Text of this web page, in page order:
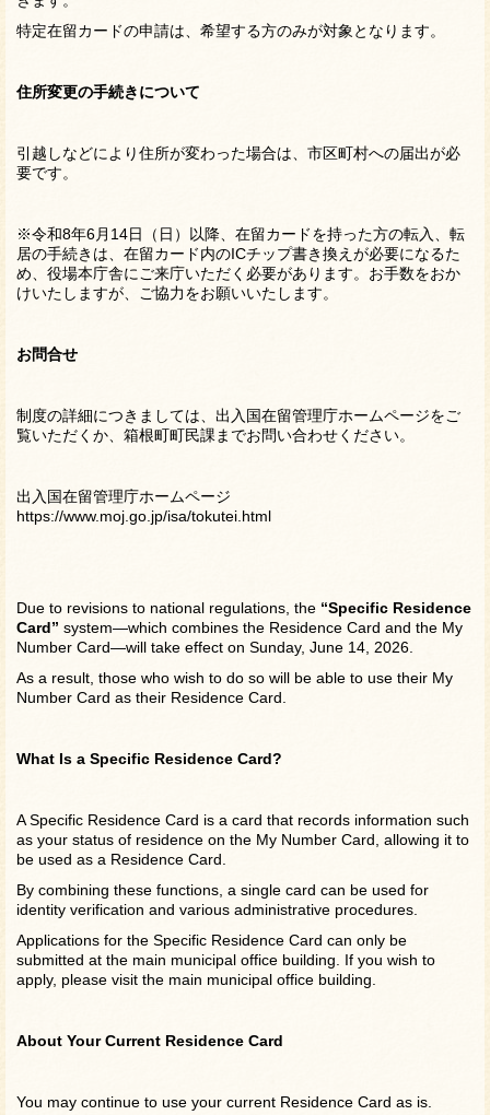
特定在留カードの申請は、希望する方のみが対象となります。
住所変更の手続きについて
引越しなどにより住所が変わった場合は、市区町村への届出が必
要です。
※令和8年6月14日（日）以降、在留カードを持った方の転入、転
居の手続きは、在留カード内のICチップ書き換えが必要になるた
め、役場本庁舎にご来庁いただく必要があります。お手数をおか
けいたしますが、ご協力をお願いいたします。
お問合せ
制度の詳細につきましては、出入国在留管理庁ホームページをご
覧いただくか、箱根町町民課までお問い合わせください。
出入国在留管理庁ホームページ
https://www.moj.go.jp/isa/tokutei.html
Due to revisions to national regulations, the “Specific Residence
Card” system—which combines the Residence Card and the My
Number Card—will take effect on Sunday, June 14, 2026.
As a result, those who wish to do so will be able to use their My
Number Card as their Residence Card.
What Is a Specific Residence Card?
A Specific Residence Card is a card that records information such
as your status of residence on the My Number Card, allowing it to
be used as a Residence Card.
By combining these functions, a single card can be used for
identity verification and various administrative procedures.
Applications for the Specific Residence Card can only be
submitted at the main municipal office building. If you wish to
apply, please visit the main municipal office building.
About Your Current Residence Card
You may continue to use your current Residence Card as is.